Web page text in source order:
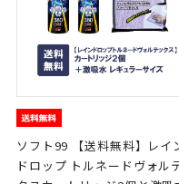
ソフト99 【送料無料】レイ
ドロップ トルネードヴォル